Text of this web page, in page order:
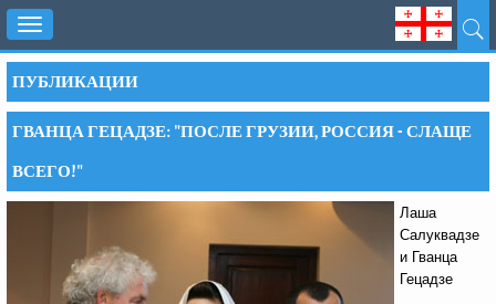
Toggle
navigation
ПУБЛИКАЦИИ
ГВАНЦА ГЕЦАДЗЕ: "ПОСЛЕ ГРУЗИИ, РОССИЯ - СЛАЩЕ
ВСЕГО!"
Лаша
Салуквадзе
и Гванца
Гецадзе